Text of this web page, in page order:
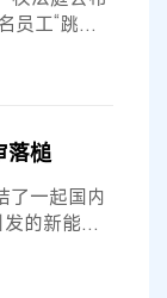
工“跳槽”
上诉案的
惩罚性赔
落槌
了一起国内
的新能源
原告索赔
倍惩罚性